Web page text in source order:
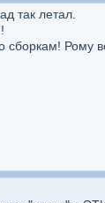
так летал.
сборкам! Рому